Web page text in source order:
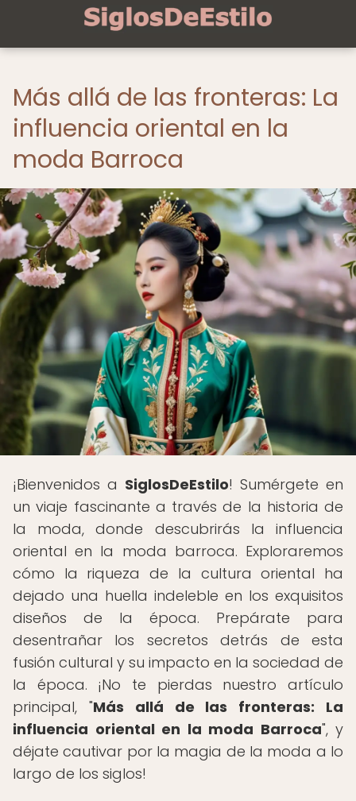
Más allá de las fronteras: La
influencia oriental en la
moda Barroca
¡Bienvenidos a SiglosDeEstilo! Sumérgete en
un viaje fascinante a través de la historia de
la moda, donde descubrirás la influencia
oriental en la moda barroca. Exploraremos
cómo la riqueza de la cultura oriental ha
dejado una huella indeleble en los exquisitos
diseños de la época. Prepárate para
desentrañar los secretos detrás de esta
fusión cultural y su impacto en la sociedad de
la época. ¡No te pierdas nuestro artículo
principal, "Más allá de las fronteras: La
influencia oriental en la moda Barroca", y
déjate cautivar por la magia de la moda a lo
largo de los siglos!